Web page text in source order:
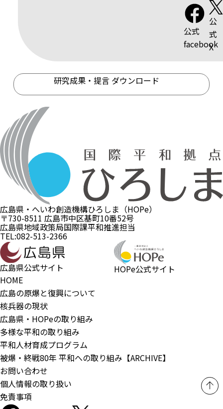
公式
facebook
公
式
X
研究成果・提言 ダウンロード
広島県・へいわ創造機構ひろしま（HOPe）
〒730-8511 広島市中区基町10番52号
広島県地域政策局国際課平和推進担当
TEL:082-513-2366
広島県公式サイト
HOPe公式サイト
HOME
広島の原爆と復興について
核兵器の現状
広島県・HOPeの取り組み
多様な平和の取り組み
平和人材育成プログラム
被爆・終戦80年 平和への取り組み【ARCHIVE】
お問い合わせ
個人情報の取り扱い
免責事項